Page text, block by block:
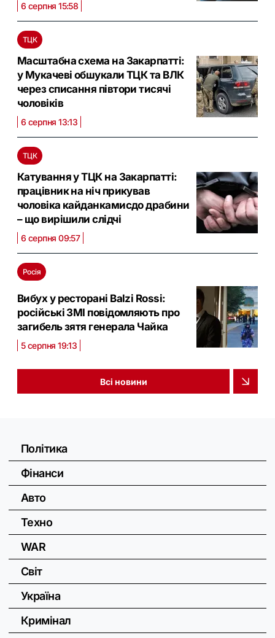
6 серпня 15:58
ТЦК
Масштабна схема на Закарпатті:
у Мукачеві обшукали ТЦК та ВЛК
через списання півтори тисячі
чоловіків
6 серпня 13:13
ТЦК
Катування у ТЦК на Закарпатті:
працівник на ніч прикував
чоловіка кайданкамисдо драбини
– що вирішили слідчі
6 серпня 09:57
Росія
Вибух у ресторані Balzi Rossi:
російські ЗМІ повідомляють про
загибель зятя генерала Чайка
5 серпня 19:13
Всі новини
Політика
Фінанси
Авто
Техно
WAR
Світ
Україна
Кримінал